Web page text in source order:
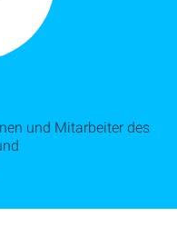
und Mitarbeiter des